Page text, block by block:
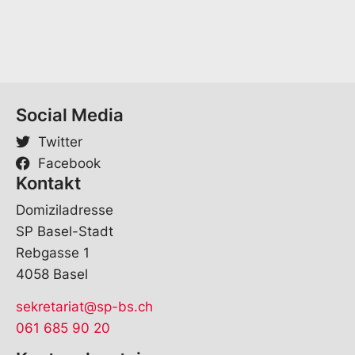
Social Media
Twitter
Facebook
Kontakt
Domiziladresse
SP Basel-Stadt
Rebgasse 1
4058 Basel
sekretariat@sp-bs.ch
061 685 90 20